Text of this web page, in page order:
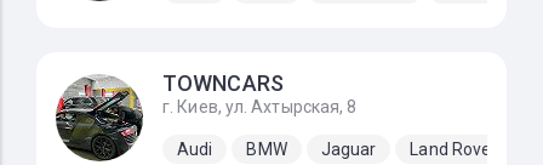
TOWNCARS
г. Киев, ул. Ахтырская, 8
Audi BMW Jaguar Land Rover